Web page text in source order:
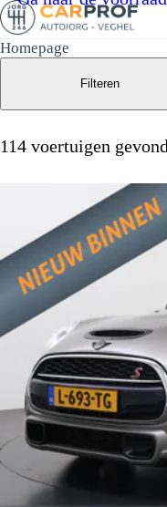
Homepage
114 voertuigen
Filteren